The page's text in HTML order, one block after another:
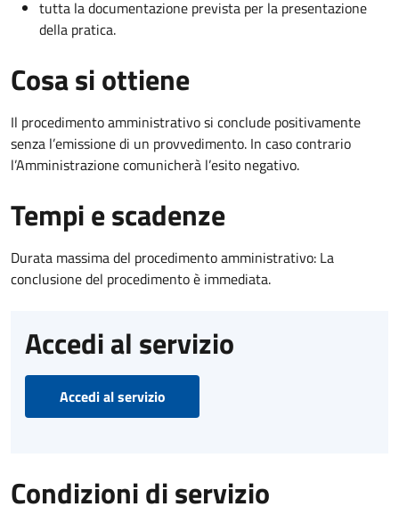
tutta la documentazione prevista per la presentazione
della pratica.
Cosa si ottiene
Il procedimento amministrativo si conclude positivamente
senza l’emissione di un provvedimento. In caso contrario
l’Amministrazione comunicherà l’esito negativo.
Tempi e scadenze
Durata massima del procedimento amministrativo: La
conclusione del procedimento è immediata.
Accedi al servizio
Accedi al servizio
Condizioni di servizio